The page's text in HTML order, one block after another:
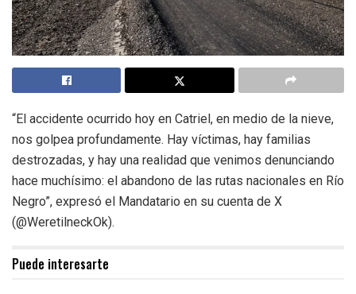
“El accidente ocurrido hoy en Catriel, en medio de la nieve,
nos golpea profundamente. Hay víctimas, hay familias
destrozadas, y hay una realidad que venimos denunciando
hace muchísimo: el abandono de las rutas nacionales en Río
Negro”, expresó el Mandatario en su cuenta de X
(@WeretilneckOk).
Puede interesarte